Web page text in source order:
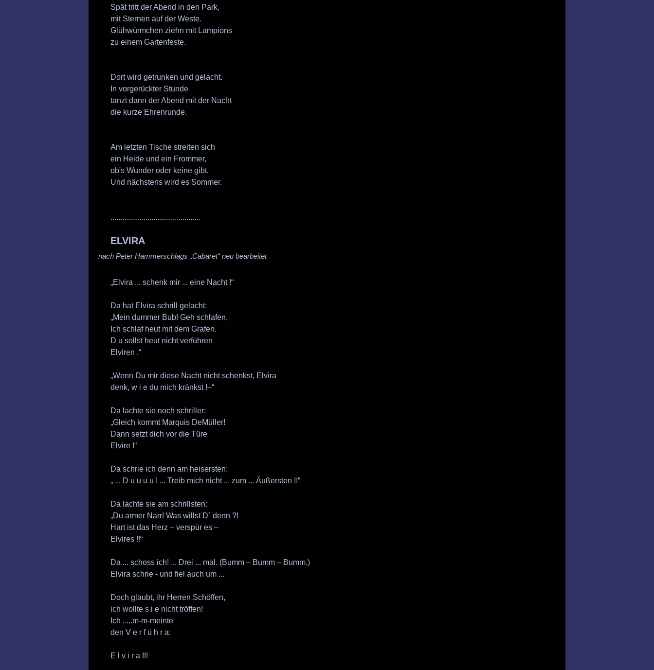
Spät tritt der Abend in den Park,
mit Sternen auf der Weste.
Glühwürmchen ziehn mit Lampions
zu einem Gartenfeste.
Dort wird getrunken und gelacht.
In vorgerückter Stunde
tanzt dann der Abend mit der Nacht
die kurze Ehrenrunde.
Am letzten Tische streiten sich
ein Heide und ein Frommer,
ob's Wunder oder keine gibt.
Und nächstens wird es Sommer.
..............................................
ELVIRA
nach Peter Hammerschlags „Cabaret“ neu bearbeitet
„Elvira ... schenk mir ... eine Nacht !“
Da hat Elvira schrill gelacht:
„Mein dummer Bub! Geh schlafen,
Ich schlaf heut mit dem Grafen.
D u sollst heut nicht verführen
Elviren .“
„Wenn Du mir diese Nacht nicht schenkst, Elvira
denk, w i e du mich kränkst !–“
Da lachte sie noch schriller:
„Gleich kommt Marquis DeMüller!
Dann setzt dich vor die Türe
Elvire !“
Da schrie ich denn am heisersten:
„ ... D u u u u ! ... Treib mich nicht ... zum ... Äußersten !!“
Da lachte sie am schrillsten:
„Du armer Narr! Was willst D´ denn ?!
Hart ist das Herz – verspür es –
Elvires !!“
Da ... schoss ich! ... Drei ... mal. (Bumm – Bumm – Bumm.)
Elvira schrie - und fiel auch um ...
Doch glaubt, ihr Herren Schöffen,
ich wollte s i e nicht tröffen!
Ich .....m-m-meinte
den V e r f ü h r a:
E l v i r a !!!